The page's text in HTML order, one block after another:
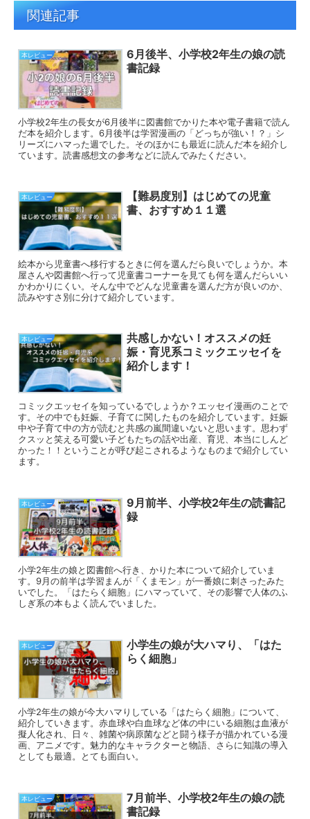
関連記事
本レビュー
6月後半、小学校2年生の娘の読
書記録
小学校2年生の長女が6月後半に図書館でかりた本や電子書籍で読ん
だ本を紹介します。6月後半は学習漫画の「どっちが強い！？」シ
リーズにハマった週でした。そのほかにも最近に読んだ本を紹介し
ています。読書感想文の参考などに読んでみたください。
本レビュー
【難易度別】はじめての児童
書、おすすめ１１選
絵本から児童書へ移行するときに何を選んだら良いでしょうか。本
屋さんや図書館へ行って児童書コーナーを見ても何を選んだらいい
かわかりにくい。そんな中でどんな児童書を選んだ方が良いのか、
読みやすさ別に分けて紹介しています。
本レビュー
共感しかない！オススメの妊
娠・育児系コミックエッセイを
紹介します！
コミックエッセイを知っているでしょうか？エッセイ漫画のことで
す。その中でも妊娠、子育てに関したものを紹介しています。妊娠
中や子育て中の方が読むと共感の嵐間違いないと思います。思わず
クスッと笑える可愛い子どもたちの話や出産、育児、本当にしんど
かった！！ということが呼び起こされるようなものまで紹介してい
ます。
本レビュー
9月前半、小学校2年生の読書記
録
小学2年生の娘と図書館へ行き、かりた本について紹介していま
す。9月の前半は学習まんが「くまモン」が一番娘に刺さったみた
いでした。「はたらく細胞」にハマっていて、その影響で人体のふ
しぎ系の本もよく読んでいました。
本レビュー
小学生の娘が大ハマり、「はた
らく細胞」
小学2年生の娘が今大ハマりしている「はたらく細胞」について、
紹介していきます。赤血球や白血球など体の中にいる細胞は血液が
擬人化され、日々、雑菌や病原菌などと闘う様子が描かれている漫
画、アニメです。魅力的なキャラクターと物語、さらに知識の導入
としても最適。とても面白い。
本レビュー
7月前半、小学校2年生の娘の読
書記録